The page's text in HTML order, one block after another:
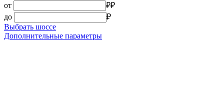
от
₽₽
до
₽
Выбрать шоссе
Дополнительные параметры